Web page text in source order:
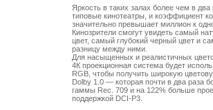
Яркость в таких залах более чем в два
типовые кинотеатры, и коэффициент
значительно превышает миллион к
Кинозрители смогут увидеть самый
цвет, самый глубокий черный цвет и
разницу между ними.
Для насыщенных и реалистичных
4К проекционная система будет
RGB, чтобы получить широкую
Dolby 1.0 — которая почти в два раза
гаммы Rec. 709 и на 122% больше
поддержкой DCI-P3.